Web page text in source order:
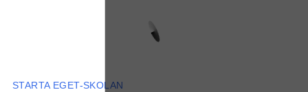
STARTA EGET-SKOLAN